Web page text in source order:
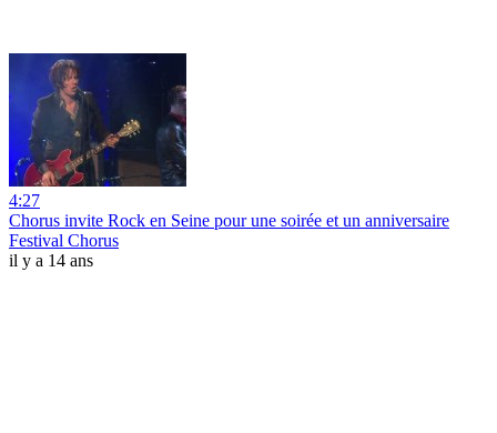
4:27
Chorus invite Rock en Seine pour une soirée et un anniversaire
Festival Chorus
il y a 14 ans